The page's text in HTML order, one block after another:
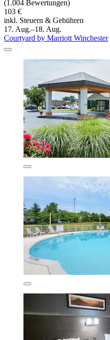
(1.004 Bewertungen)
103 €
inkl. Steuern & Gebühren
17. Aug.–18. Aug.
Courtyard by Marriott Winchester